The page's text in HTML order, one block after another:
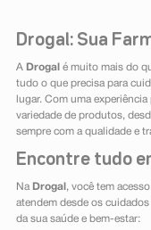
Drogal: Sua
A Drogal é muito mais do
tudo o que precisa para
lugar. Com uma
variedade de produtos,
sempre com a qualidade e
Encontre tudo
Na Drogal , você tem
atendem desde os
da sua saúde e bem-estar: